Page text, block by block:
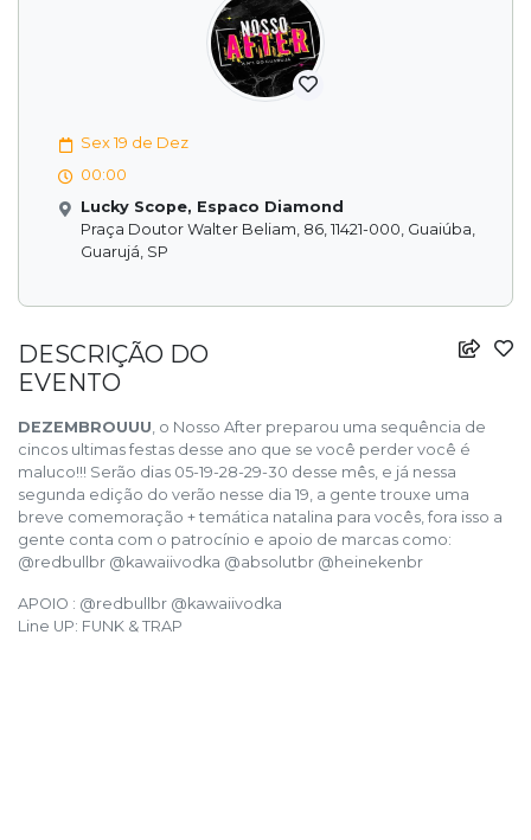
Sex 19 de Dez
00:00
Lucky Scope, Espaco Diamond
Praça Doutor Walter Beliam, 86, 11421-000, Guaiúba,
Guarujá, SP
DESCRIÇÃO DO
EVENTO
DEZEMBROUUU , o Nosso After preparou uma sequência de
cincos ultimas festas desse ano que se você perder você é
maluco!!! Serão dias 05-19-28-29-30 desse mês, e já nessa
segunda edição do verão nesse dia 19, a gente trouxe uma
breve comemoração + temática natalina para vocês, fora isso a
gente conta com o patrocínio e apoio de marcas como:
@redbullbr @kawaiivodka @absolutbr @heinekenbr
APOIO : @redbullbr @kawaiivodka
Line UP: FUNK & TRAP